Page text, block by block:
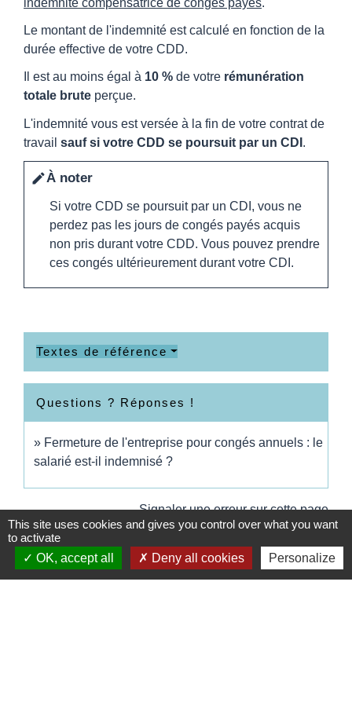
indemnité compensatrice de congés payés.
Le montant de l'indemnité est calculé en fonction de la
durée effective de votre CDD.
Il est au moins égal à 10 % de votre rémunération
totale brute perçue.
L'indemnité vous est versée à la fin de votre contrat de
travail sauf si votre CDD se poursuit par un CDI .
editÀ noter
Si votre CDD se poursuit par un CDI, vous ne
perdez pas les jours de congés payés acquis
non pris durant votre CDD. Vous pouvez prendre
ces congés ultérieurement durant votre CDI.
Textes de référence
Questions ? Réponses !
Fermeture de l'entreprise pour congés annuels : le
salarié est-il indemnisé ?
Signaler une erreur sur cette page
This site uses cookies and gives you control over what you want
to activate
OK, accept all
Deny all cookies Personalize